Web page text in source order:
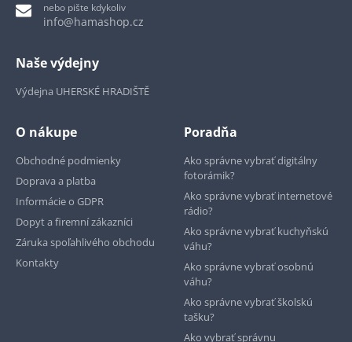
nebo pište kdykoliv
info@hamashop.cz
Naše výdejny
Výdejna UHERSKÉ HRADIŠTĚ
O nákupe
Obchodné podmienky
Doprava a platba
Informácie o GDPR
Dopyt a firemní zákazníci
Záruka spoľahlivého obchodu
Kontakty
Poradňa
Ako správne vybrať digitálny
fotorámik?
Ako správne vybrať internetové
rádio?
Ako správne vybrať kuchyňskú
váhu?
Ako správne vybrať osobnú
váhu?
Ako správne vybrať školskú
tašku?
Ako vybrať správnu